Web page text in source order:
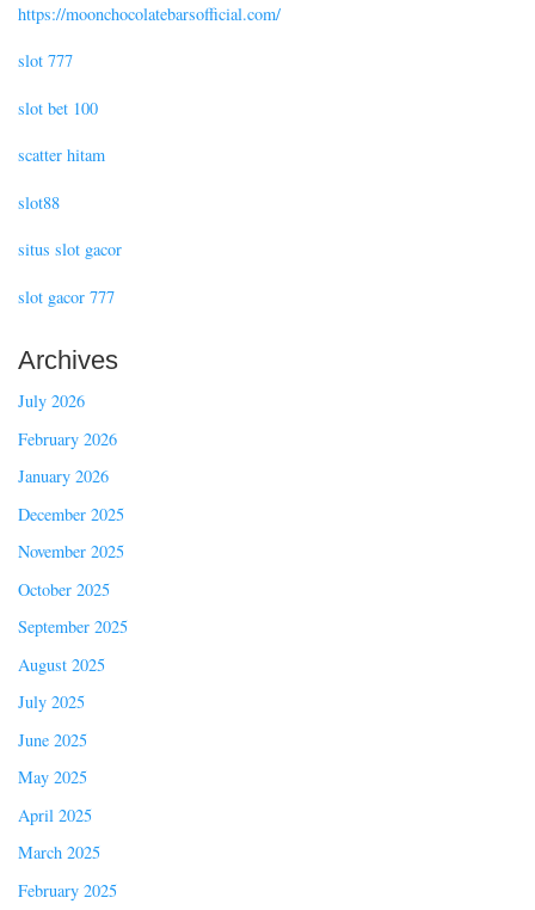
https://moonchocolatebarsofficial.com/
slot 777
slot bet 100
scatter hitam
slot88
situs slot gacor
slot gacor 777
Archives
July 2026
February 2026
January 2026
December 2025
November 2025
October 2025
September 2025
August 2025
July 2025
June 2025
May 2025
April 2025
March 2025
February 2025